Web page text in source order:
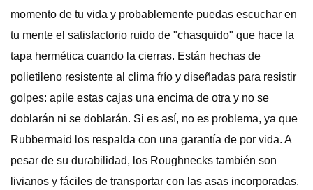
momento de tu vida y probablemente puedas escuchar en
tu mente el satisfactorio ruido de "chasquido" que hace la
tapa hermética cuando la cierras. Están hechas de
polietileno resistente al clima frío y diseñadas para resistir
golpes: apile estas cajas una encima de otra y no se
doblarán ni se doblarán. Si es así, no es problema, ya que
Rubbermaid los respalda con una garantía de por vida. A
pesar de su durabilidad, los Roughnecks también son
livianos y fáciles de transportar con las asas incorporadas.